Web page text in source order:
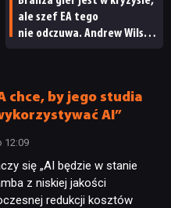
ale szef EA tego
nie odczuwa. Andrew Wilson
chce, by jego studia
AI”
12:09
się „AI będzie w stanie
z niskiej jakości
redukcji kosztów